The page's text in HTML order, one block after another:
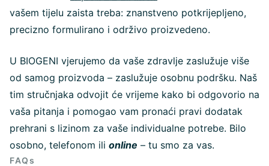
vašem tijelu zaista treba: znanstveno potkrijepljeno,
precizno formulirano i održivo proizvedeno.
U BIOGENI vjerujemo da vaše zdravlje zaslužuje više
od samog proizvoda – zaslužuje osobnu podršku. Naš
tim stručnjaka odvojit će vrijeme kako bi odgovorio na
vaša pitanja i pomogao vam pronaći pravi dodatak
prehrani s lizinom za vaše individualne potrebe. Bilo
osobno, telefonom ili online – tu smo za vas.
FAQs